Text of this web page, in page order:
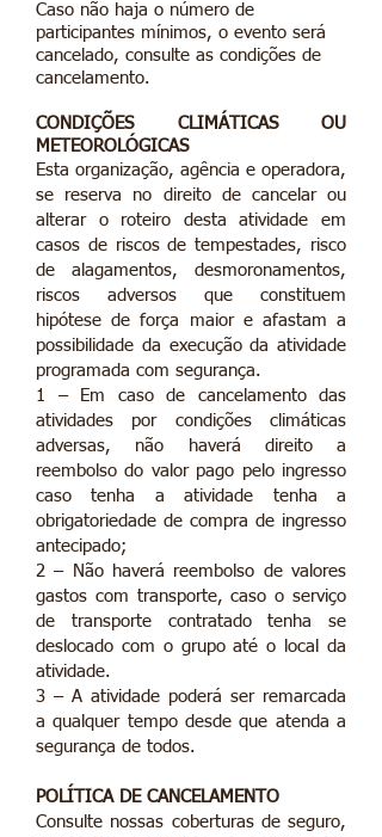
Caso não haja o número de
participantes mínimos, o evento será
cancelado, consulte as condições de
cancelamento.
CONDIÇÕES CLIMÁTICASOU
METEOROLÓGICAS
Esta organização, agência e operadora,
se reserva no direito de cancelar ou
alterar o roteiro desta atividade em
casos de riscos de tempestades, risco
de alagamentos, desmoronamentos,
riscos adversos que constituem
hipótese de força maior e afastam a
possibilidade da execução da atividade
programada com segurança.
1 – Em caso de cancelamento das
atividades por condições climáticas
adversas, não haverá direito a
reembolso do valor pago pelo ingresso
caso tenha a atividade tenha a
obrigatoriedade de compra de ingresso
antecipado;
2 – Não haverá reembolso de valores
gastos com transporte, caso o serviço
de transporte contratado tenha se
deslocado com o grupo até o local da
atividade.
3 – A atividade poderá ser remarcada
a qualquer tempo desde que atenda a
segurança de todos.
POLÍTICA DE CANCELAMENTO
Consulte nossas coberturas de seguro,